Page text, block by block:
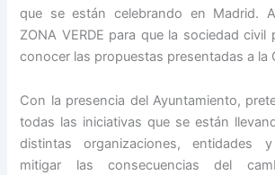
que se están celebrando en Madrid.
ZONA VERDE para que la sociedad civil
conocer las propuestas presentadas a la
Con la presencia del Ayuntamiento,
todas las iniciativas que se están
distintas organizaciones, entidades
mitigar las consecuencias del